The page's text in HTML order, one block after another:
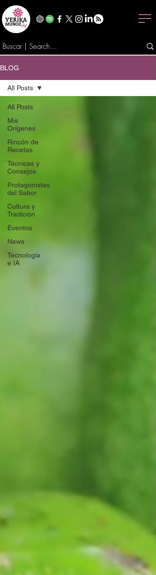
BLOG
All Posts
Mis
Orígenes
Rincón de
Recetas
Técnicas y
Consejos
Protagonistas
del Sabor
Cultura y
Tradición
Eventos
News
Tecnología
e IA
All Posts